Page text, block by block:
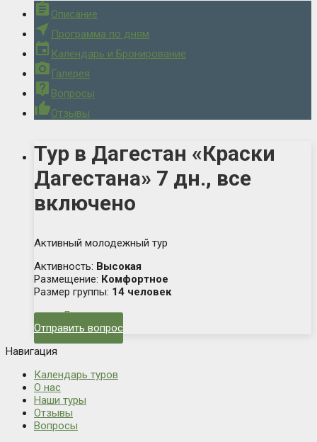
assignment Описание
near_me Программа по дням
event Календарь и Бронирование
camera_alt Галерея
live_help Вопросы
thumb_upОтзывы
Тур в Дагестан «Краски
Дагестана» 7 дн., все
включено
Активный молодежный тур
Активность: Высокая
Размещение: Комфортное
Размер группы: 14 человек
Дагестан
Отправить вопрос
Навигация
Календарь туров
О нас
Наши туры
Отзывы
Вопросы